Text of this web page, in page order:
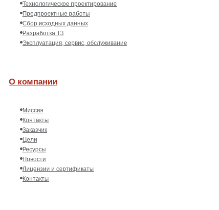
Технологическое проектирование
Предпроектные работы
Сбор исходных данных
Разработка ТЗ
Эксплуатация, сервис, обслуживание
О компании
Миссия
Контакты
Заказчик
Цели
Ресурсы
Новости
Лицензии и сертификаты
Контакты